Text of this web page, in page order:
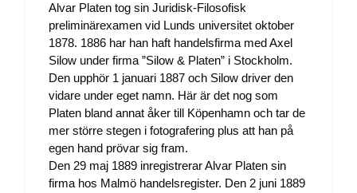
Alvar Platen tog sin Juridisk-Filosofisk
preliminärexamen vid Lunds universitet oktober
1878. 1886 har han haft handelsfirma med Axel
Silow under firma ”Silow & Platen” i Stockholm.
Den upphör 1 januari 1887 och Silow driver den
vidare under eget namn. Här är det nog som
Platen bland annat åker till Köpenhamn och tar de
mer större stegen i fotografering plus att han på
egen hand prövar sig fram.
Den 29 maj 1889 inregistrerar Alvar Platen sin
firma hos Malmö handelsregister. Den 2 juni 1889